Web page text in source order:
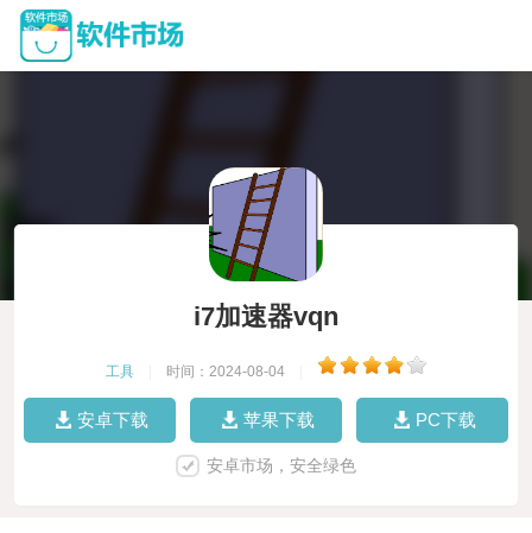
i7加速器vqn
工具 时间：2024-08-04
安卓下载 苹果下载 PC下载
安卓市场，安全绿色